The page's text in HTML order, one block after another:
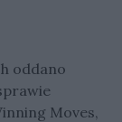
oddano
Moves,